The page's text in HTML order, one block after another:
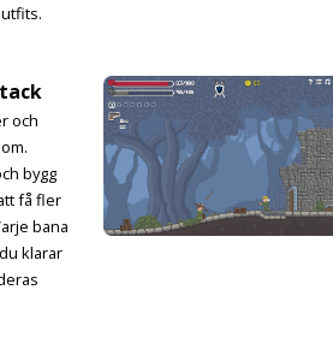
och
bygg
få fler
bana
klarar